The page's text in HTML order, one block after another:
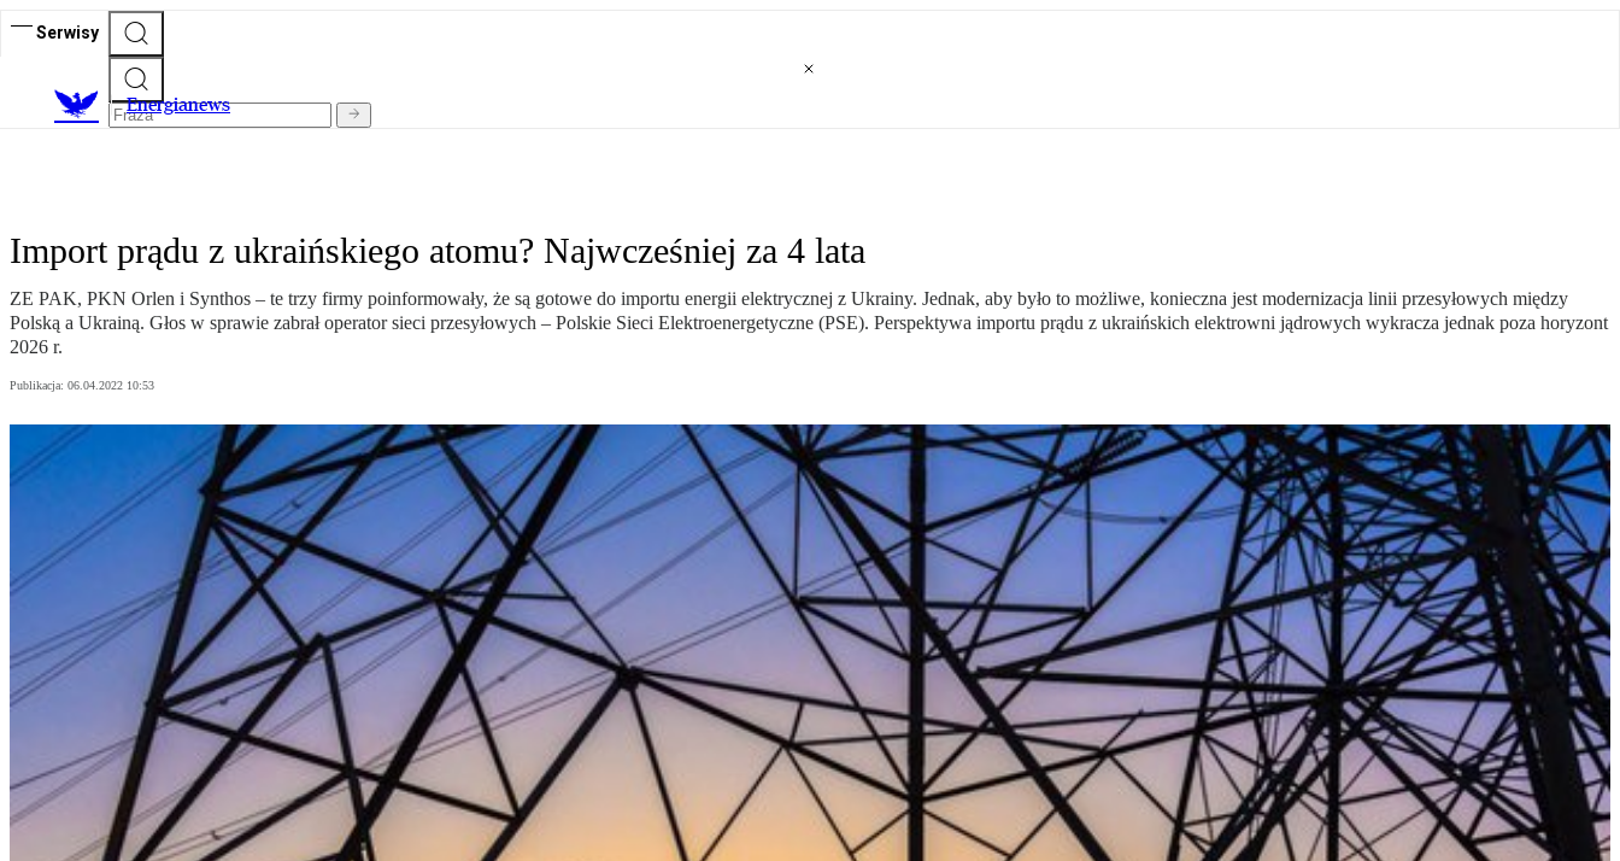
Serwisy
Energianews
Import prądu z ukraińskiego atomu? Najwcześniej za 4 lata
ZE PAK, PKN Orlen i Synthos – te trzy firmy poinformowały, że są gotowe do importu energii elektrycznej z Ukrainy. Jednak, aby było to możliwe, konieczna jest modernizacja linii przesyłowych między
Polską a Ukrainą. Głos w sprawie zabrał operator sieci przesyłowych – Polskie Sieci Elektroenergetyczne (PSE). Perspektywa importu prądu z ukraińskich elektrowni jądrowych wykracza jednak poza horyzont
2026 r.
Publikacja: 06.04.2022 10:53